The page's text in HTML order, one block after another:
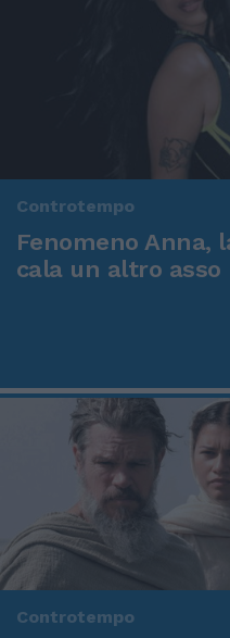
Controtempo
Fenomeno Anna,
cala un altro asso
Controtempo